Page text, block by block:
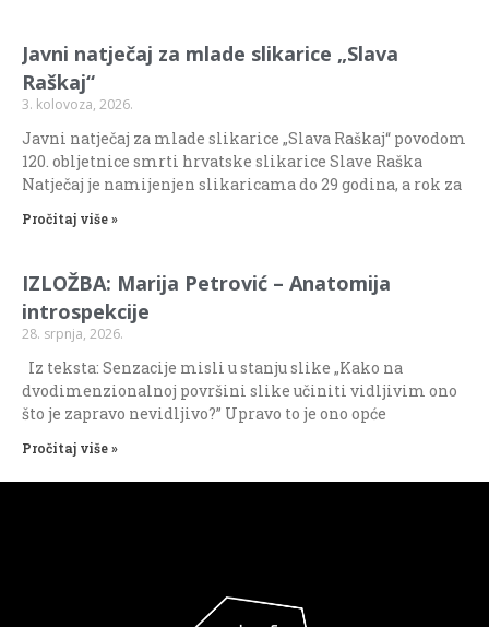
Javni natječaj za mlade slikarice „Slava
Raškaj“
3. kolovoza, 2026.
Javni natječaj za mlade slikarice „Slava Raškaj“ povodom
120. obljetnice smrti hrvatske slikarice Slave Raška
Natječaj je namijenjen slikaricama do 29 godina, a rok za
Pročitaj više »
IZLOŽBA: Marija Petrović – Anatomija
introspekcije
28. srpnja, 2026.
Iz teksta: Senzacije misli u stanju slike „Kako na
dvodimenzionalnoj površini slike učiniti vidljivim ono
što je zapravo nevidljivo?” Upravo to je ono opće
Pročitaj više »